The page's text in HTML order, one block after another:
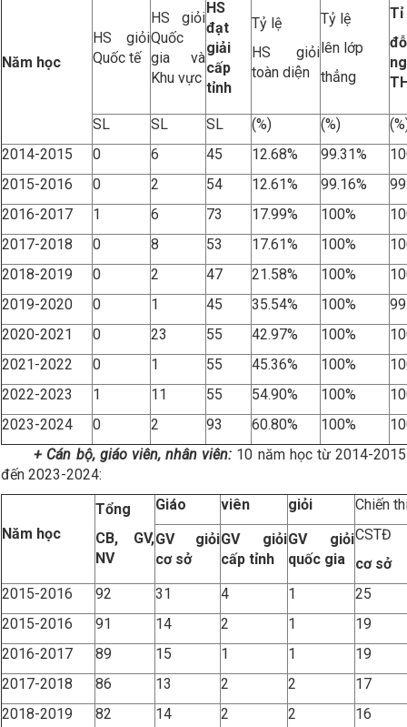
Năm học
HS giỏi
Quốc tế
HS giỏi
Quốc
gia và
Khu vực
HS
đạt
giải
cấp
tỉnh
Tỷ lệ
HS giỏi
toàn diện
Tỷ lệ
lên lớp
thẳng
Tỉ
SL SL SL (%) (%)
2014-2015
0 6 45 12.68% 99.31%
2015-2016
0 2 54 12.61% 99.16%
2016-2017
1 6 73 17.99% 100%
2017-2018
0 8 53 17.61% 100%
2018-2019
0 2 47 21.58% 100%
2019-2020
0 1 45 35.54% 100%
2020-2021
0 23 55 42.97% 100%
2021-2022
0 1 55 45.36% 100%
2022-2023
1 11 55 54.90% 100%
2023-2024
0 2 93 60.80% 100%
+ Cán bộ, giáo viên, nhân viên: 10 năm học từ 2014-2015
đến 2023-2024:
Năm học
Tổng
CB, GV,
NV
Giáo viên giỏi
Chiến
GV giỏi
cơ sở
GV giỏi
cấp tỉnh
GV giỏi
quốc gia
CSTĐ
cơ sở
2015-2016
92 31 4 1
25
2015-2016
91 14 2 1
19
2016-2017
89 15 1 1
19
2017-2018
86 13 2 2
17
2018-2019
82 14 2 2 16